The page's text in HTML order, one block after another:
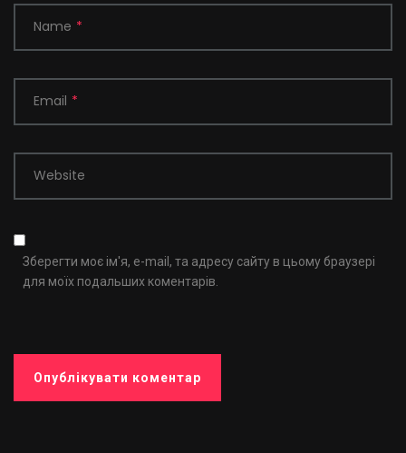
Name *
Email *
Website
Зберегти моє ім'я, e-mail, та адресу сайту в цьому браузері
для моїх подальших коментарів.